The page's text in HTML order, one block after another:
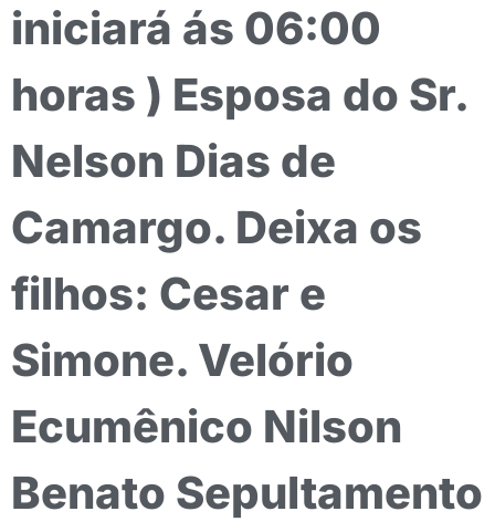
iniciará ás 06:00
horas ) Esposa do Sr.
Nelson Dias de
Camargo. Deixa os
filhos: Cesar e
Simone. Velório
Ecumênico Nilson
Benato Sepultamento